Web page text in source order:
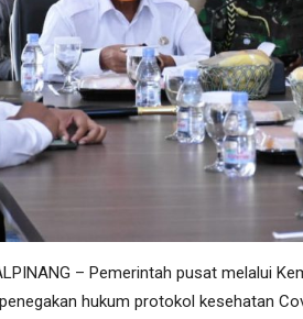
– Pemerintah pusat melalui
hukum protokol kesehatan